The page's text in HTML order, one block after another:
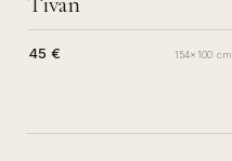
45 € 154x100 cm